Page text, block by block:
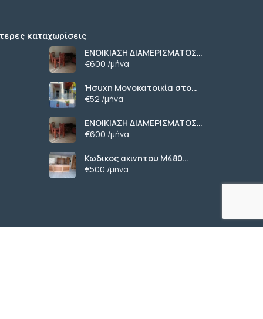
καταχωρίσεις
ΕΝΟΙΚΙΑΣΗ ΔΙΑΜΕΡΙΣΜΑΤΟΣ
ΧΑΡΙΛΑΟΥ ΘΕΣΣΑΛΟΝΙΚΗ
€600 /μήνα
Ήσυχη Μονοκατοικία στο
Γυμνό Ευβοίας | Κοντά σε
Θάλασσα & Βουνό
€52 /μήνα
ΕΝΟΙΚΙΑΣΗ ΔΙΑΜΕΡΙΣΜΑΤΟΣ
ΧΑΡΙΛΑΟΥ ΘΕΣΣΑΛΟΝΙΚΗ
€600 /μήνα
Κωδικος ακινητου Μ480
καταστημα στον Ευοσμο
€500 /μήνα